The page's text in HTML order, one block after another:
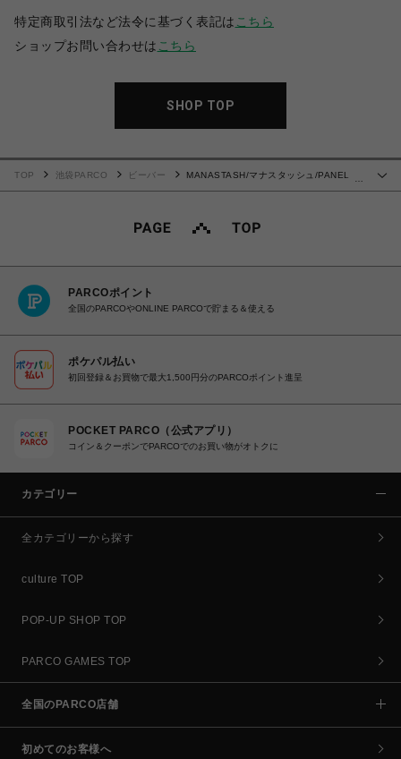
特定商取引法など法令に基づく表記は こちら
ショップお問い合わせは こちら
SHOP TOP
TOP 池袋PARCO ビーバー
MANASTASH/マナスタッシュ/PANEL
PARCOポイント
全国のPARCOやONLINE PARCOで貯まる＆使える
ポケパル払い
初回登録＆お買物で最大1,500円分のPARCOポイント進呈
POCKET PARCO（公式アプリ）
コイン＆クーポンでPARCOでのお買い物がオトクに
カテゴリー
全カテゴリーから探す
culture TOP
POP-UP SHOP TOP
PARCO GAMES TOP
全国のPARCO店舗
初めてのお客様へ